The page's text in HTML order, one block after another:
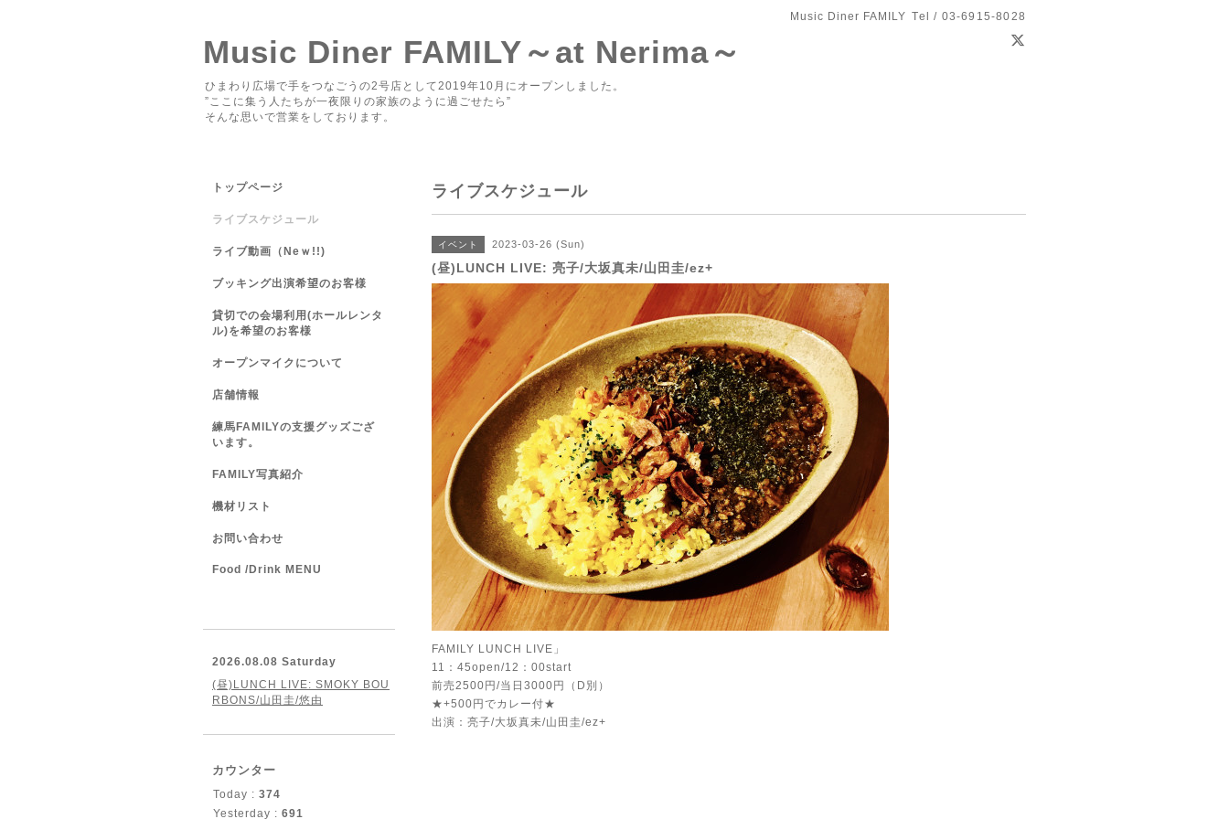
Music Diner FAMILY Tel / 03-6915-8028
Music Diner FAMILY～at Nerima～
ひまわり広場で手をつなごうの2号店として2019年10月にオープンしました。
”ここに集う人たちが一夜限りの家族のように過ごせたら”
そんな思いで営業をしております。
ライブスケジュール
イベント 2023-03-26 (Sun)
(昼)LUNCH LIVE: 亮子/大坂真未/山田圭/ez+
FAMILY LUNCH LIVE」
11：45open/12：00start
前売2500円/当日3000円（D別）
★+500円でカレー付★
出演：亮子/大坂真未/山田圭/ez+
トップページ
ライブスケジュール
ライブ動画（Neｗ!!)
ブッキング出演希望のお客様
貸切での会場利用(ホールレンタ
ル)を希望のお客様
オープンマイクについて
店舗情報
練馬FAMILYの支援グッズござ
います。
FAMILY写真紹介
機材リスト
お問い合わせ
Food /Drink MENU
2026.08.08 Saturday
(昼)LUNCH LIVE: SMOKY BOU
RBONS/山田圭/悠由
カウンター
Today : 374
Yesterday : 691